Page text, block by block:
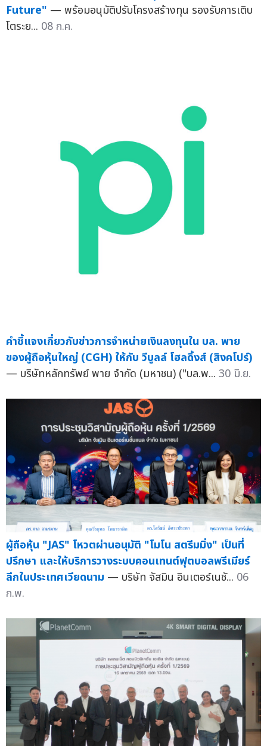
Future" — พร้อมอนุมัติปรับโครงสร้างทุน รองรับการเติบ
โตระย... 08 ก.ค.
คำชี้แจงเกี่ยวกับข่าวการจำหน่ายเงินลงทุนใน บล. พาย
ของผู้ถือหุ้นใหญ่ (CGH) ให้กับ วีบูลล์ โฮลดิ้งส์ (สิงคโปร์)
— บริษัทหลักทรัพย์ พาย จำกัด (มหาชน) ("บล.พ... 30 มิ.ย.
ผู้ถือหุ้น "JAS" โหวตผ่านอนุมัติ "โมโน สตรีมมิ่ง" เป็นที่
ปรึกษา และให้บริการวางระบบคอนเทนต์ฟุตบอลพรีเมียร์
ลีกในประเทศเวียดนาม — บริษัท จัสมิน อินเตอร์เนชั... 06
ก.พ.